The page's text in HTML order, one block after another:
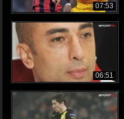
07:53
06:51